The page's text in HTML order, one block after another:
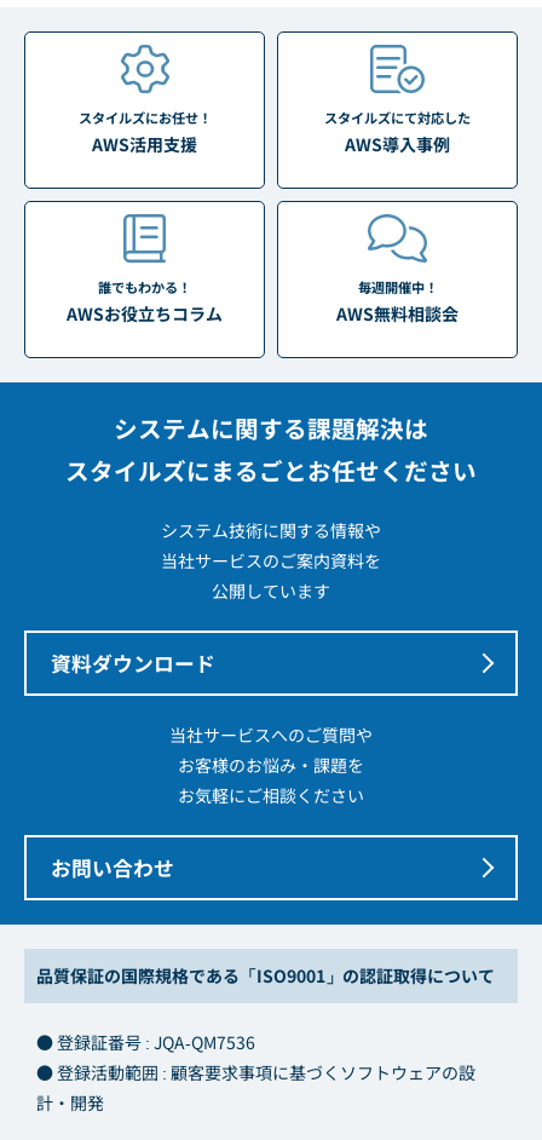
スタイルズにお任せ！
AWS活用支援
スタイルズにて対応した
AWS導入事例
誰でもわかる！
AWSお役立ちコラム
毎週開催中！
AWS無料相談会
システムに関する課題解決は
スタイルズにまるごとお任せください
システム技術に関する情報や
当社サービスのご案内資料を
公開しています
資料ダウンロード
当社サービスへのご質問や
お客様のお悩み・課題を
お気軽にご相談ください
お問い合わせ
品質保証の国際規格である「ISO9001」の認証取得について
● 登録証番号 : JQA-QM7536
● 登録活動範囲 : 顧客要求事項に基づくソフトウェアの設
計・開発